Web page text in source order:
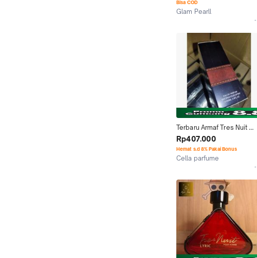
Bisa COD
Glam Pearll
Terbaru Armaf Tres Nuit
100Ml Edp Original
Rp407.000
Hemat s.d 8% Pakai Bonus
Cella parfume